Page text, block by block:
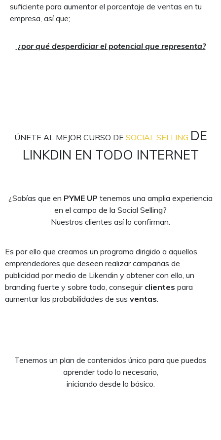
suficiente para aumentar el porcentaje de ventas en tu
empresa, así que;
¿por qué desperdiciar el potencial que representa?
ÚNETE AL MEJOR CURSO DE SOCIAL SELLING DE
LINKDIN EN TODO INTERNET
¿Sabías que en PYME UP tenemos una amplia experiencia
en el campo de la Social Selling?
Nuestros clientes así lo confirman.
Es por ello que creamos un programa dirigido a aquellos
emprendedores que deseen realizar campañas de
publicidad por medio de Likendin y obtener con ello, un
branding fuerte y sobre todo, conseguir clientes para
aumentar las probabilidades de sus ventas
Tenemos un plan de contenidos único para que puedas
aprender todo lo necesario,
iniciando desde lo básico.